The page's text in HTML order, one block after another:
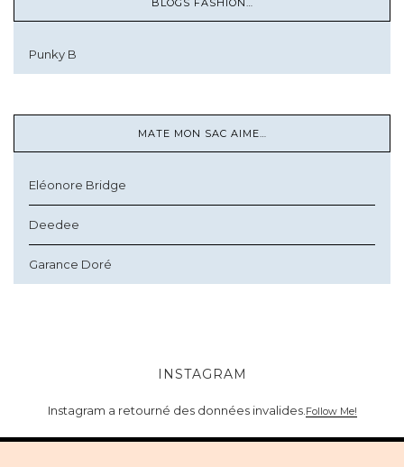
BLOGS FASHION…
Punky B
MATE MON SAC AIME…
Eléonore Bridge
Deedee
Garance Doré
INSTAGRAM
Instagram a retourné des données invalides. Follow Me!